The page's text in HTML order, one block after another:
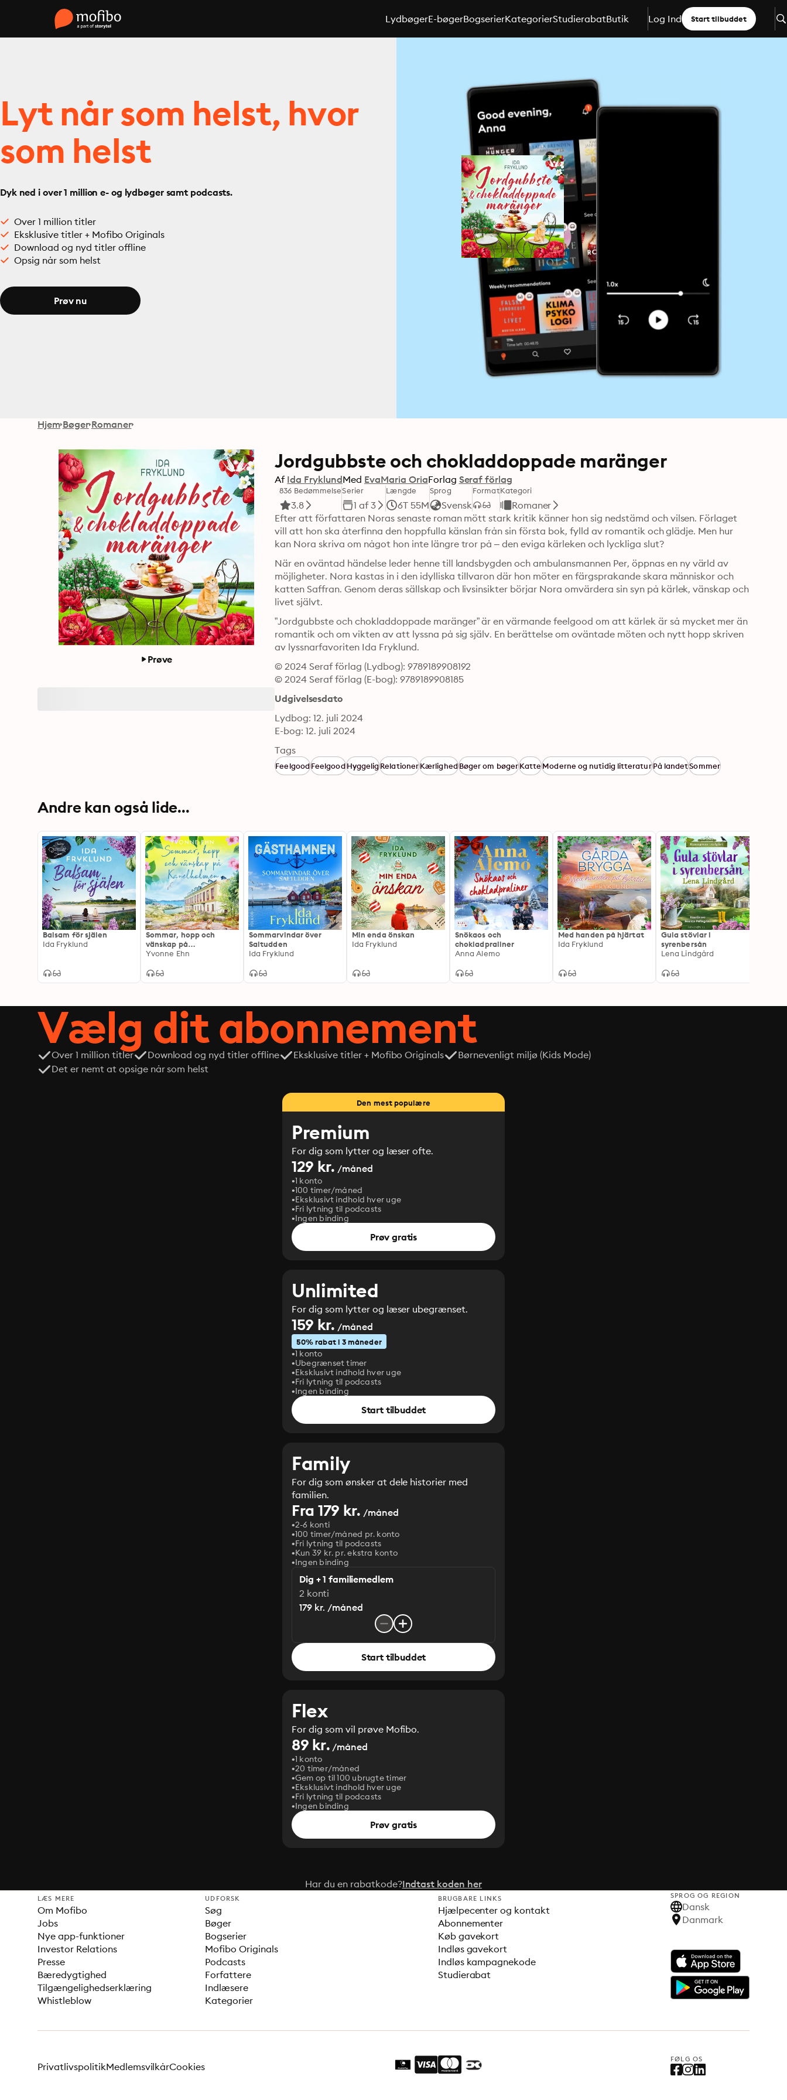
LydbøgerE-bøgerBogserierKategorierStudierabatButik Log Ind Start tilbuddet
Lyt når som helst, hvor
som helst
Dyk ned i over 1 million e- og lydbøger samt podcasts.
Over 1 million titler
Eksklusive titler + Mofibo Originals
Download og nyd titler offline
Opsig når som helst
Prøv nu
Hjem Bøger Romaner
Prøve
Jordgubbste och chokladdoppade maränger
Af Ida FryklundMed EvaMaria OriaForlag Seraf förlag
836 Bedømmelse
3.8
Serier
1 af 3
Længde
6T 55M
Sprog
Svensk
FormatKategori
Romaner
Efter att författaren Noras senaste roman mött stark kritik känner hon sig nedstämd och vilsen. Förlaget
vill att hon ska återfinna den hoppfulla känslan från sin första bok, fylld av romantik och glädje. Men hur
kan Nora skriva om något hon inte längre tror på – den eviga kärleken och lyckliga slut?
När en oväntad händelse leder henne till landsbygden och ambulansmannen Per, öppnas en ny värld av
möjligheter. Nora kastas in i den idylliska tillvaron där hon möter en färgsprakande skara människor och
katten Saffran. Genom deras sällskap och livsinsikter börjar Nora omvärdera sin syn på kärlek, vänskap och
livet självt.
”Jordgubbste och chokladdoppade maränger” är en värmande feelgood om att kärlek är så mycket mer än
romantik och om vikten av att lyssna på sig själv. En berättelse om oväntade möten och nytt hopp skriven
av lyssnarfavoriten Ida Fryklund.
© 2024 Seraf förlag (Lydbog): 9789189908192
© 2024 Seraf förlag (E-bog): 9789189908185
Udgivelsesdato
Lydbog: 12. juli 2024
E-bog: 12. juli 2024
Tags
FeelgoodFeelgoodHyggeligRelationerKærlighedBøger om bøgerKatteModerne og nutidig litteraturPå landetSommer
Andre kan også lide...
Balsam för själen
Ida Fryklund
Sommar, hopp och
vänskap på
Kanelholmen
Yvonne Ehn
Sommarvindar över
Saltudden
Ida Fryklund
Min enda önskan
Ida Fryklund
Snökaos och
chokladpraliner
Anna Alemo
Med handen på hjärtat
Ida Fryklund
Gula stövlar i
syrenbersån
Lena Lindgård
Vælg dit abonnement
Over 1 million titler Download og nyd titler offline Eksklusive titler + Mofibo Originals
Børnevenligt miljø (Kids Mode)
Det er nemt at opsige når som helst
Den mest populære
Premium
For dig som lytter og læser ofte.
129 kr. /måned
1 konto
100 timer/måned
Eksklusivt indhold hver uge
Fri lytning til podcasts
Ingen binding
Prøv gratis
Unlimited
For dig som lytter og læser ubegrænset.
159 kr. /måned
50% rabat i 3 måneder
1 konto
Ubegrænset timer
Eksklusivt indhold hver uge
Fri lytning til podcasts
Ingen binding
Start tilbuddet
Family
For dig som ønsker at dele historier med
familien.
Fra 179 kr. /måned
2-6 konti
100 timer/måned pr. konto
Fri lytning til podcasts
Kun 39 kr. pr. ekstra konto
Ingen binding
Dig + 1 familiemedlem
2 konti
179 kr. /måned
Start tilbuddet
Flex
For dig som vil prøve Mofibo.
89 kr. /måned
1 konto
20 timer/måned
Gem op til 100 ubrugte timer
Eksklusivt indhold hver uge
Fri lytning til podcasts
Ingen binding
Prøv gratis
Har du en rabatkode?Indtast koden her
LÆS MERE
Om Mofibo
Jobs
Nye app-funktioner
Investor Relations
Presse
Bæredygtighed
Tilgængelighedserklæring
Whistleblow
UDFORSK
Søg
Bøger
Bogserier
Mofibo Originals
Podcasts
Forfattere
Indlæsere
Kategorier
BRUGBARE LINKS
Hjælpecenter og kontakt
Abonnementer
Køb gavekort
Indløs gavekort
Indløs kampagnekode
Studierabat
SPROG OG REGION
Dansk
Danmark
FØLG OS
PrivatlivspolitikMedlemsvilkårCookies